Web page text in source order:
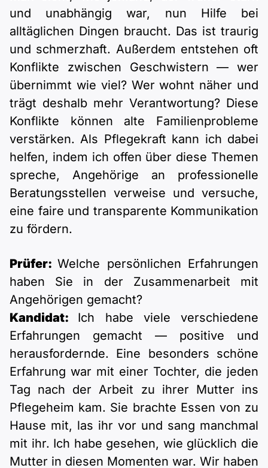
und unabhängig war, nun Hilfe bei
alltäglichen Dingen braucht. Das ist traurig
und schmerzhaft. Außerdem entstehen oft
Konflikte zwischen Geschwistern — wer
übernimmt wie viel? Wer wohnt näher und
trägt deshalb mehr Verantwortung? Diese
Konflikte können alte Familienprobleme
verstärken. Als Pflegekraft kann ich dabei
helfen, indem ich offen über diese Themen
spreche, Angehörige an professionelle
Beratungsstellen verweise und versuche,
eine faire und transparente Kommunikation
zu fördern.
Prüfer:Welche persönlichen Erfahrungen
haben Sie in der Zusammenarbeit mit
Angehörigen gemacht?
Kandidat: Ich habe viele verschiedene
Erfahrungen gemacht — positive und
herausfordernde. Eine besonders schöne
Erfahrung war mit einer Tochter, die jeden
Tag nach der Arbeit zu ihrer Mutter ins
Pflegeheim kam. Sie brachte Essen von zu
Hause mit, las ihr vor und sang manchmal
mit ihr. Ich habe gesehen, wie glücklich die
Mutter in diesen Momenten war. Wir haben